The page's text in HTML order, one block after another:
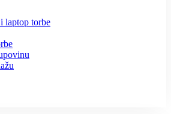
laptop torbe